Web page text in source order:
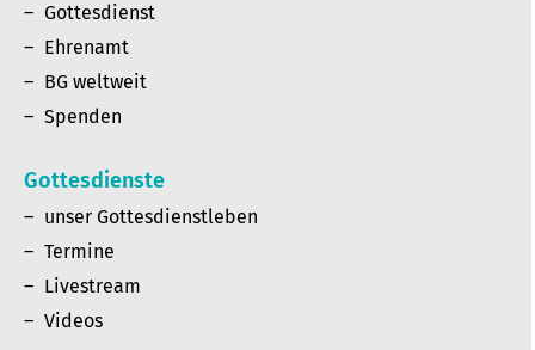
Gottesdienst
Ehrenamt
BG weltweit
Spenden
Gottesdienste
unser Gottesdienstleben
Termine
Livestream
Videos